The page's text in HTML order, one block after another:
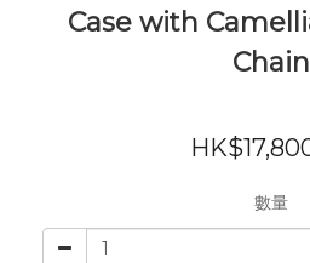
Case with
Chain
數量